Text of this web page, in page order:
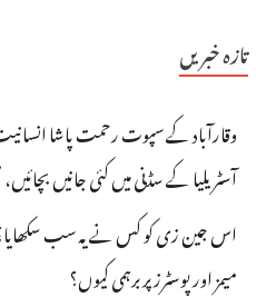
تازہ خبریں
وقارآباد کے سپوت رحمت پاشا
آسٹریلیا کے سڈنی میں کئی جانیں
اس جین زی کو کس نے یہ سب
میمز اور پوسٹرز پر برہمی کیوں؟